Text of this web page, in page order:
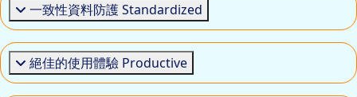
一致性資料防護 Standardized
絕佳的使用體驗 Productive